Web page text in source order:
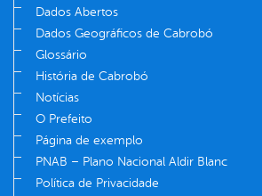
Dados Abertos
Dados Geográficos de Cabrobó
Glossário
História de Cabrobó
Notícias
O Prefeito
Página de exemplo
PNAB – Plano Nacional Aldir Blanc
Política de Privacidade